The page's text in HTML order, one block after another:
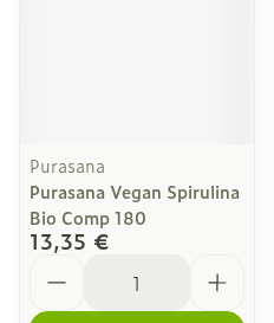
Purasana
Purasana Vegan Spirulina
Bio Comp 180
13,35 €